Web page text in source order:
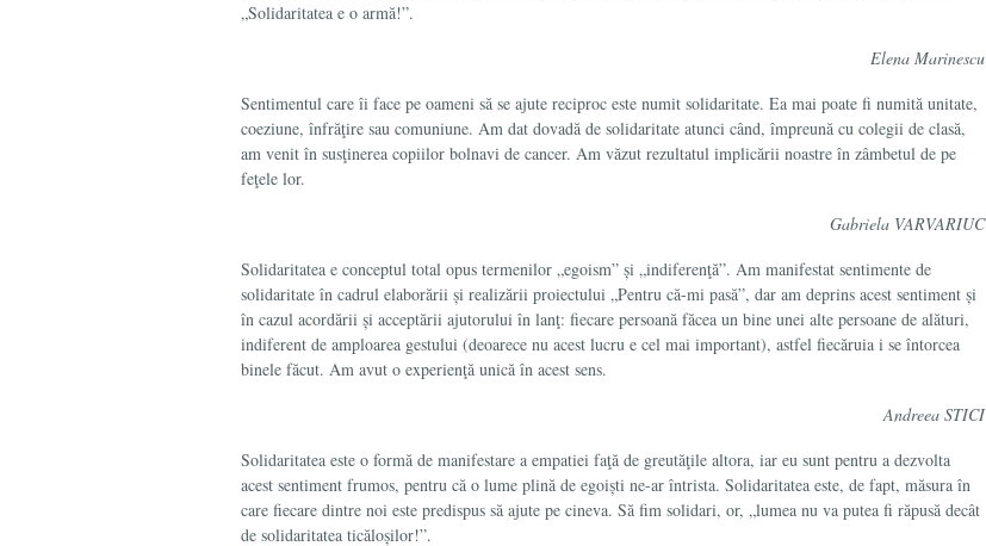
„Solidaritatea e o armă!”.
Elena Marinescu
Sentimentul care îi face pe oameni să se ajute reciproc este numit solidaritate. Ea mai poate fi numită unitate,
coeziune, înfrăţire sau comuniune. Am dat dovadă de so­lidaritate atunci când, împreună cu colegii de clasă,
am venit în susţinerea copiilor bolnavi de cancer. Am văzut rezultatul implicării noastre în zâmbetul de pe
feţele lor.
Gabriela VARVARIUC
Solidaritatea e conceptul total opus termenilor „ego­ism” și „indiferenţă”. Am manifestat sentimente de
solidaritate în cadrul elaborării și realizării proiectului „Pentru că-mi pasă”, dar am deprins acest sentiment și
în cazul acordării și acceptării ajutorului în lanţ: fiecare persoană făcea un bine unei alte persoane de alături,
in­diferent de amploarea gestului (deoarece nu acest lucru e cel mai important), astfel fiecăruia i se întorcea
binele făcut. Am avut o experienţă unică în acest sens.
Andreea STICI
Solidaritatea este o formă de manifestare a empati­ei faţă de greutăţile altora, iar eu sunt pentru a dezvol­ta
acest sentiment frumos, pentru că o lume plină de egoiști ne-ar întrista. Solidaritatea este, de fapt, măsura în
care fiecare dintre noi este predispus să ajute pe cine­va. Să fim solidari, or, „lumea nu va putea fi răpusă decât
de solidaritatea ticăloșilor!”.